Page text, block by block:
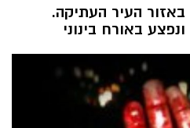
העיר העתיקה.
באורח בינוני